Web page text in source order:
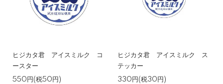
ヒジカタ君 アイスミルク コ
ースター
550円(税50円)
ヒジカタ君 アイスミルク ス
テッカー
330円(税30円)